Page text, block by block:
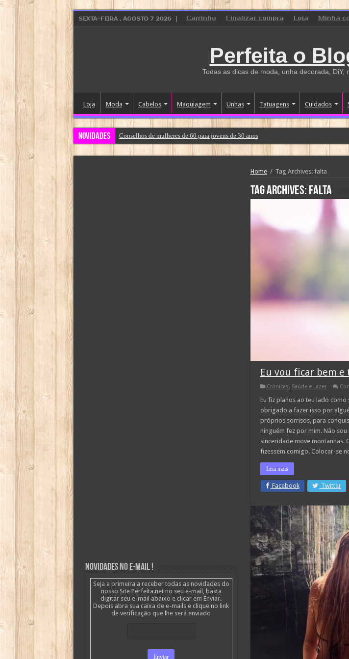
SEXTA-FEIRA , AGOSTO 7 2026 Carrinho Finalizar compra Loja Minha
Perfeita o
Todas as dicas de moda, unha decorada, DiY,
Loja Moda Cabelos Maquiagem Unhas Tatuagens Cuidados
Novidades Conselhos de mulheres de 60 para jovens de 30 anos
Home / Tag Archives: falta
Tag Archives: falta
Eu vou ficar bem
Crónicas, Saúde e Lazer
Eu fiz planos ao teu lado
obrigado a fazer isso por
próprios sorrisos, para
ninguém fez por mim. Não
sinceridade move montanhas.
fizessem comigo. Colocar-se
Leia mais
Facebook Twitter
Novidades no E-mail !
Seja a primeira a receber todas as novidades do
nosso Site Perfeita.net no seu e-mail, basta
digitar seu e-mail abaixo e clicar em Enviar.
Depois abra sua caixa de e-mails e clique no link
de verificação que lhe será enviado